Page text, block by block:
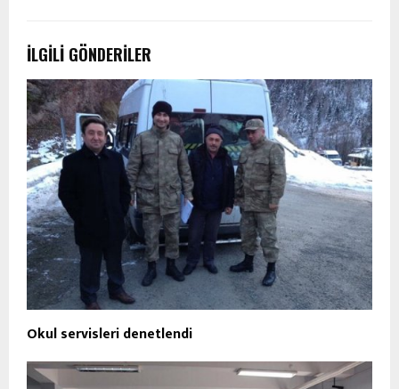
İLGILI GÖNDERILER
Okul servisleri denetlendi